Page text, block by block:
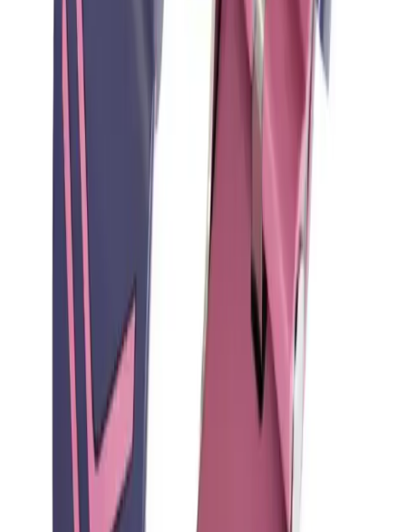
Daha fazla bilgi edinin
Woyax By Deji 33W Hızlı Şarj Adaptörü - Güçlü ve
Güvenilir Şarj Çözümü
Woyax By Deji 33W hızlı şarj adaptörü, yüksek performans ve
güvenlik sunar. Modern tasarımıyla uyumlu, çoklu koruma
özellikleriyle cihazlarınızı hızlı ve güvenle şarj eder.
Daha fazla bilgi edinin